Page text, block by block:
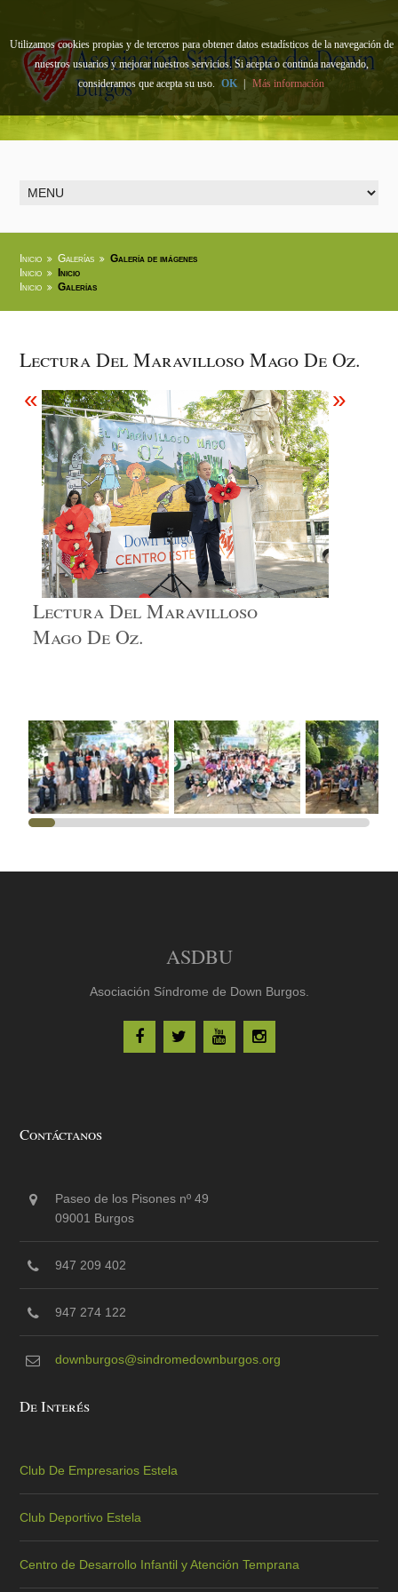
Inicio Galerías
Galería de imágenes
Inicio
Inicio
Inicio
Galerías
Lectura Del Maravilloso Mago De Oz.
« »
Lectura Del Maravilloso
Mago De Oz.
ASDBU
Asociación Síndrome de Down Burgos.
Contáctanos
Paseo de los Pisones nº 49
09001 Burgos
947 209 402
947 274 122
downburgos@sindromedownburgos.org
De Interés
Club De Empresarios Estela
Club Deportivo Estela
Centro de Desarrollo Infantil y Atención Temprana
Utilizamos cookies propias y de terceros para obtener datos estadísticos de la navegación de
nuestros usuarios y mejorar nuestros servicios. Si acepta o continúa navegando,
consideramos que acepta su uso. OK Más información